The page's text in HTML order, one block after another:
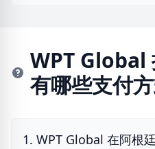
WPT Global
有哪些支付
1. WPT Global 在阿根